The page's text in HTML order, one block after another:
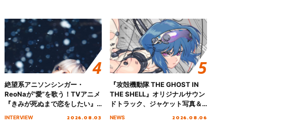
絶望系アニソンシンガー・
ReoNaが“愛”を歌う！TVアニメ
『きみが死ぬまで恋をしたい』
INTERVIEW 2026.08.03
『攻殻機動隊 THE GHOST IN
THE SHELL』オリジナルサウン
ドトラック、ジャケット写真＆
NEWS 2026.08.06